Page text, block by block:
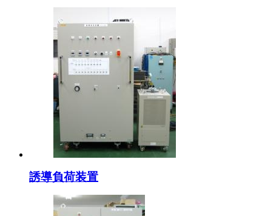
誘導負荷装置